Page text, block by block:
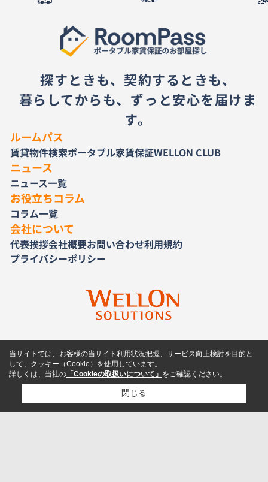
探すときも、契約するときも、
暮らしてからも、ずっと安心を届けま
す。
ルームパス
賃貸物件検索ポータブル家賃保証WELLON CLUB
ニュース
ニュース一覧
お役立ちコラム
コラム一覧
会社について
代表挨拶会社概要お問い合わせ利用規約
プライバシーポリシー
当サイトでは、お客様の当サイト利用状況把握、サービス向上検討を目的と
して、クッキー（Cookie）を使用しています。
詳しくは、当社の 「Cookieの取扱いについて」 をご確認ください。
閉じる